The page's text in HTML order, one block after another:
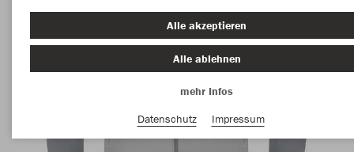
Alle akzeptieren
Alle ablehnen
mehr Infos
Datenschutz
Impressum